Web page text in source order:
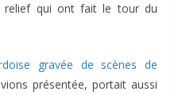
relief qui ont fait le tour du
gravée de scènes de
présentée, portait aussi